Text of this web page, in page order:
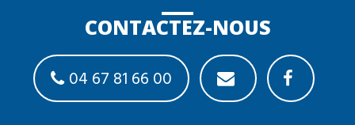
CONTACTEZ-NOUS
04 67 81 66 00